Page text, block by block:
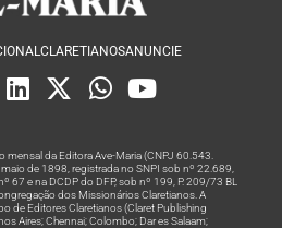
CLARETIANOSANUNCIE
mensal da Editora Ave-Maria (CNPJ 60.543.
de 1898, registrada no SNPI sob nº 22.689,
67 e na DCDP do DFP, sob nº 199, P. 209/73 BL
dos Missionários Claretianos. A
de Editores Claretianos (Claret Publishing
Aires; Chennai; Colombo; Dar es Salaam;